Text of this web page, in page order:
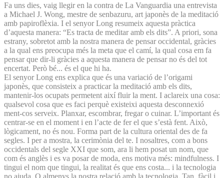
Fa uns dies, vaig llegir en la contra de La Vanguardia una entrevista
a Michael J. Wong, mestre de senbazuru, art japonès de la meditació
amb papiroflèxia. I el senyor Long resumeix aquesta pràctica
d’aquesta manera: “Es tracta de meditar amb els dits”. A priori, sona
estrany, sobretot amb la nostra manera de pensar occidental, gràcies
a la qual ens preocupa més la meta que el camí, la qual cosa em fa
pensar que dir-li gràcies a aquesta manera de pensar no és del tot
encertat. Però bé... és el que hi ha.
El senyor Long ens explica que és una variació de l’origami
japonès, que consisteix a practicar la meditació amb els dits,
mantenir-los ocupats permetent així fluir la ment. I aclareix una cosa:
qualsevol cosa que es faci perquè existeixi aquesta desconnexió
ment-cos serveix. Planxar, escombrar, fregar o cuinar. L’important és
centrar-se en el moment i en l’acte de fer el que s’està fent. Això,
lògicament, no és nou. Forma part de la cultura oriental des de fa
segles. I per a mostra, la cerimònia del te. I nosaltres, com a bons
occidentals del segle XXI que som, ara li hem posat un nom, que
com és anglès i es va posar de moda, ens motiva més: mindfulness. I
tingui el nom que tingui, la realitat és que ens costa... i la tecnologia
no ajuda. O almenys la nostra relació amb la tecnologia. Tan fàcil i